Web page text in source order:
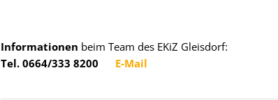
Informationen beim Team des EKiZ Gleisdorf:
Tel. 0664/333 8200
E-Mail